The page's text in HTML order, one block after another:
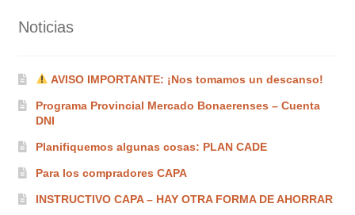
Noticias
AVISO IMPORTANTE: ¡Nos tomamos un descanso!
Programa Provincial Mercado Bonaerenses – Cuenta
DNI
Planifiquemos algunas cosas: PLAN CADE
Para los compradores CAPA
INSTRUCTIVO CAPA – HAY OTRA FORMA DE AHORRAR